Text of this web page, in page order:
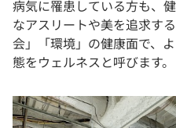
病気に罹患している方も、
なアスリートや美を追求す
会」「環境」の健康面で、
態をウェルネスと呼びます。